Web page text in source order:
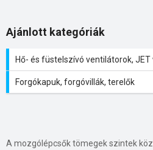
Ajánlott kategóriák
Hő- és füstelszívó ventilátorok,
Forgókapuk, forgóvillák, terelők
A mozgólépcsők tömegek szintek